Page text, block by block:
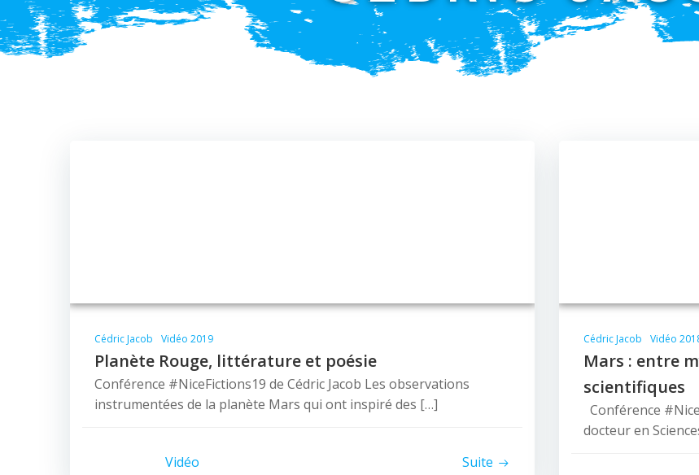
Cédric Jacob Vidéo 2019
Planète Rouge, littérature et poésie
Conférence #NiceFictions19 de Cédric Jacob Les observations
instrumentées de la planète Mars qui ont inspiré des […]
Vidéo Suite
Cédric Jacob Vidéo
Mars : entre
scientifiques
Conférence
docteur en